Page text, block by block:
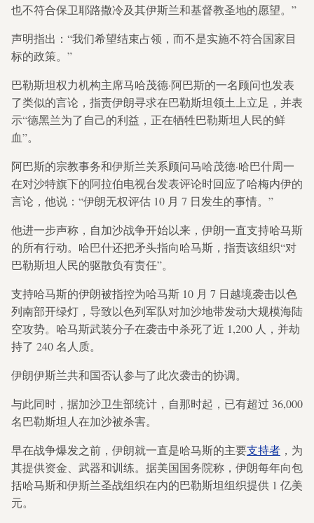
也不符合保卫耶路撒冷及其伊斯兰和基督教圣地的愿望。”
声明指出：“我们希望结束占领，而不是实施不符合国家目
标的政策。”
巴勒斯坦权力机构主席马哈茂德·阿巴斯的一名顾问也发表
了类似的言论，指责伊朗寻求在巴勒斯坦领土上立足，并表
示“德黑兰为了自己的利益，正在牺牲巴勒斯坦人民的鲜
血”。
阿巴斯的宗教事务和伊斯兰关系顾问马哈茂德·哈巴什周一
在对沙特旗下的阿拉伯电视台发表评论时回应了哈梅内伊的
言论，他说：“伊朗无权评估 10 月 7 日发生的事情。”
他进一步声称，自加沙战争开始以来，伊朗一直支持哈马斯
的所有行动。哈巴什还把矛头指向哈马斯，指责该组织“对
巴勒斯坦人民的驱散负有责任”。
支持哈马斯的伊朗被指控为哈马斯 10 月 7 日越境袭击以色
列南部开绿灯，导致以色列军队对加沙地带发动大规模海陆
空攻势。哈马斯武装分子在袭击中杀死了近 1,200 人，并劫
持了 240 名人质。
伊朗伊斯兰共和国否认参与了此次袭击的协调。
与此同时，据加沙卫生部统计，自那时起，已有超过 36,000
名巴勒斯坦人在加沙被杀害。
早在战争爆发之前，伊朗就一直是哈马斯的主要支持者 ，为
其提供资金、武器和训练。据美国国务院称，伊朗每年向包
括哈马斯和伊斯兰圣战组织在内的巴勒斯坦组织提供 1 亿美
元。